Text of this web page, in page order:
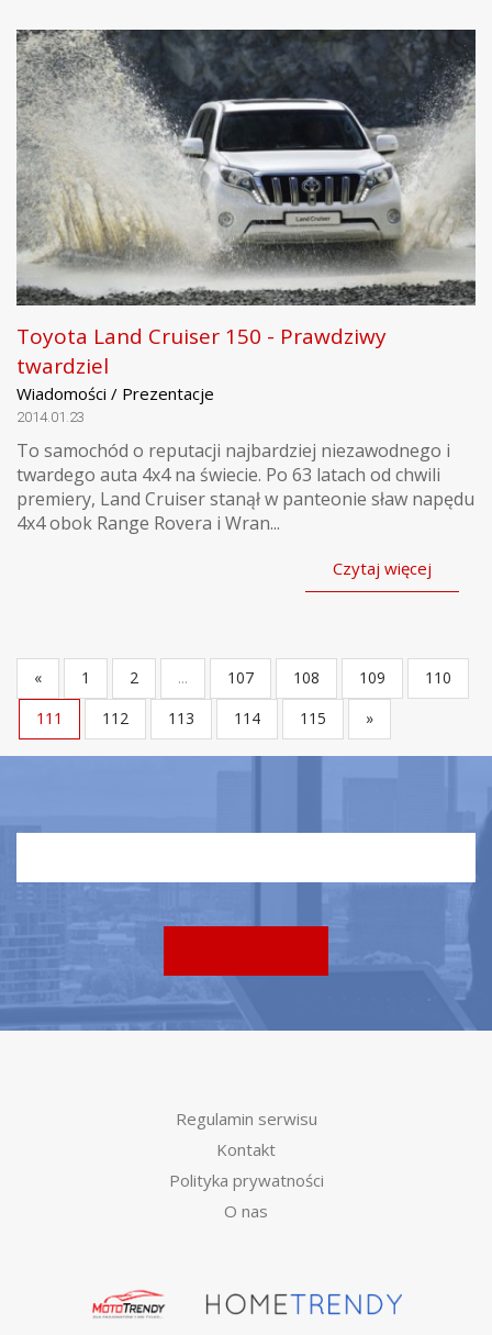
Toyota Land Cruiser 150 - Prawdziwy
twardziel
Wiadomości / Prezentacje
2014.01.23
To samochód o reputacji najbardziej niezawodnego i
twardego auta 4x4 na świecie. Po 63 latach od chwili
premiery, Land Cruiser stanął w panteonie sław napędu
4x4 obok Range Rovera i Wran...
Czytaj więcej
« 1 2 ... 107 108 109
110
111
112 113 114 115 »
Regulamin serwisu
Kontakt
Polityka prywatności
O nas